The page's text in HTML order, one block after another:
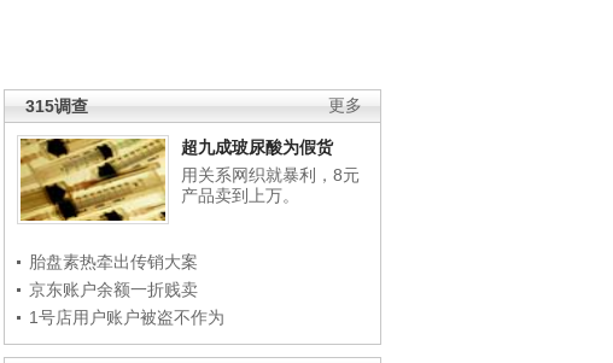
更多
315调查
超九成玻尿酸为假货
用关系网织就暴利，8元
产品卖到上万。
胎盘素热牵出传销大案
京东账户余额一折贱卖
1号店用户账户被盗不作为